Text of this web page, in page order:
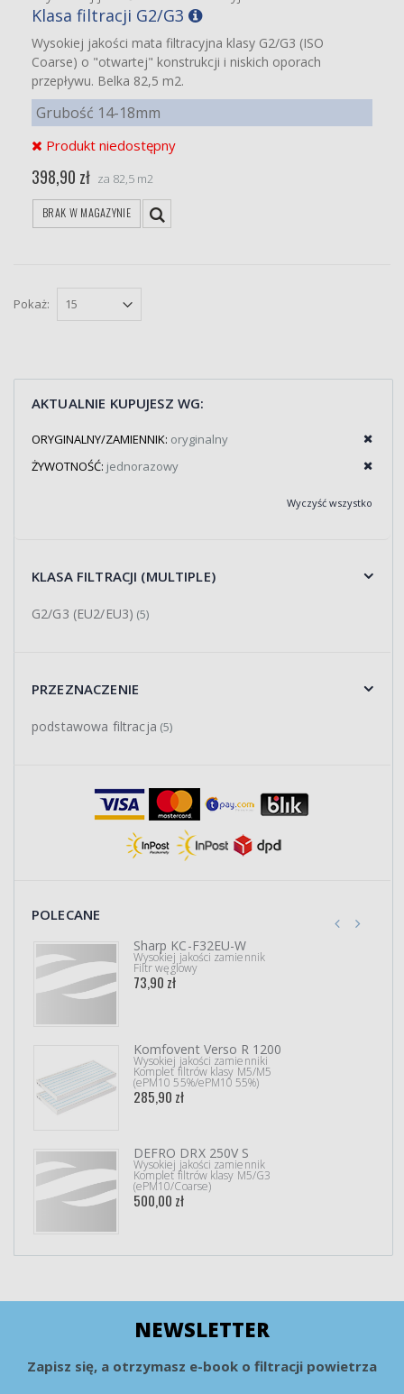
Klasa filtracji G2/G3
Wysokiej jakości mata filtracyjna klasy G2/G3 (ISO
Coarse) o "otwartej" konstrukcji i niskich oporach
przepływu. Belka 82,5 m2.
Grubość 14-18mm
Produkt niedostępny
398,90 zł za 82,5 m2
BRAK W MAGAZYNIE
Pokaż:
AKTUALNIE KUPUJESZ WG:
ORYGINALNY/ZAMIENNIK: oryginalny
ŻYWOTNOŚĆ: jednorazowy
Wyczyść wszystko
KLASA FILTRACJI (MULTIPLE)
G2/G3 (EU2/EU3) (5)
PRZEZNACZENIE
podstawowa filtracja (5)
POLECANE
Sharp KC-F32EU-W
Wysokiej jakości zamiennik
Filtr węglowy
73,90 zł
Komfovent Verso R 1200
Wysokiej jakości zamienniki
Komplet filtrów klasy M5/M5
(ePM10 55%/ePM10 55%)
285,90 zł
DEFRO DRX 250V S
Wysokiej jakości zamiennik
Komplet filtrów klasy M5/G3
(ePM10/Coarse)
500,00 zł
NEWSLETTER
Zapisz się, a otrzymasz e-book o filtracji powietrza